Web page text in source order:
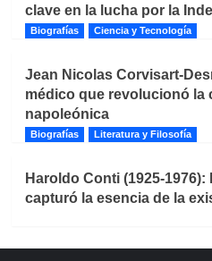
clave en la lucha por la
Biografías Ciencia y Tecnología
Jean Nicolas Corvisart-
médico que revolucionó la
napoleónica
Biografías Literatura y Filosofía
Haroldo Conti (1925-
capturó la esencia de la